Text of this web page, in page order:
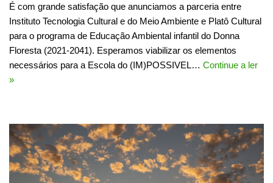
É com grande satisfação que anunciamos a parceria entre
Instituto Tecnologia Cultural e do Meio Ambiente e Platô Cultural
para o programa de Educação Ambiental infantil do Donna
Floresta (2021-2041). Esperamos viabilizar os elementos
necessários para a Escola do (IM)POSSIVEL… Continue a ler
»